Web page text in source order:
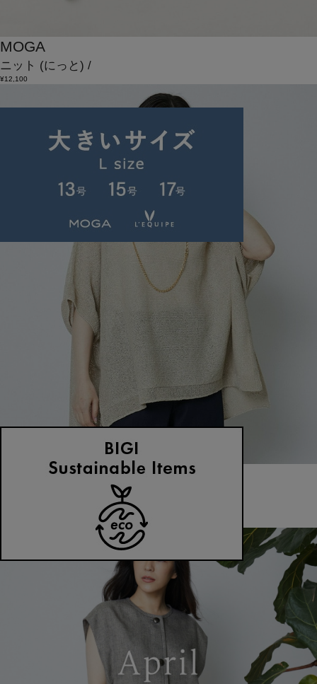
MOGA
ニット (にっと) /
¥12,100